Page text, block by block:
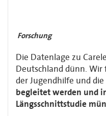
Forschung
Die Datenlage zu
Deutschland dünn. Wir
der Jugendhilfe und die
begleitet werden und
Längsschnittstudie